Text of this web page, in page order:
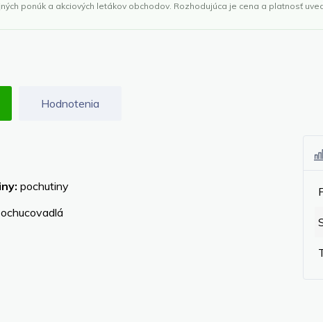
ponúk a akciových letákov obchodov. Rozhodujúca je cena a platnosť
Hodnotenia
pochutiny